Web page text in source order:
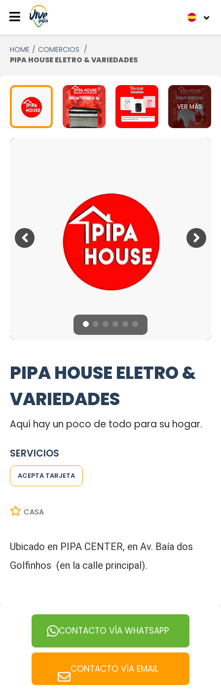
HOME
COMERCIOS
PIPA HOUSE ELETRO & VARIEDADES
VER MÁS
PIPA HOUSE ELETRO &
VARIEDADES
Aquí hay un poco de todo para su hogar.
SERVICIOS
ACEPTA TARJETA
CASA
Ubicado en PIPA CENTER, en Av. Baía dos
Golfinhos (en la calle principal).
CONTACTO VÍA WHATSAPP
CONTACTO VÍA EMAIL